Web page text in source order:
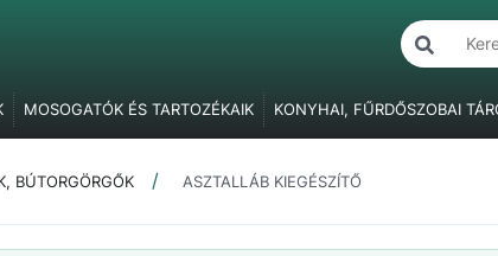
MOSOGATÓK ÉS TARTOZÉKAIK
KONYHAI, FŰRDŐSZOBAI
FOGANTYÚK, FOGASOK BÚTORPÁNTOK
FÜGGESZTŐ ELEMEK
ASZTALLÁBAK,
BÚTORGÖRGŐK ASZTALLÁB KIEGÉSZÍTŐ